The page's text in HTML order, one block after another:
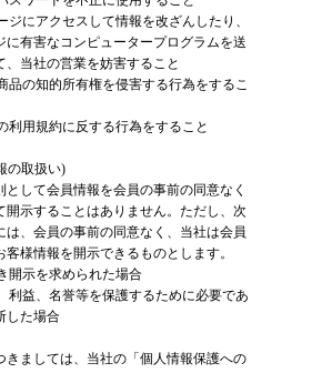
ジにアクセスして情報を改ざんしたり、
に有害なコンピュータープログラムを送
、当社の営業を妨害すること
品の知的所有権を侵害する行為をするこ
利用規約に反する行為をすること
の取扱い)
として会員情報を会員の事前の同意なく
開示することはありません。ただし、次
は、会員の事前の同意なく、当社は会員
様情報を開示できるものとします。
開示を求められた場合
利益、名誉等を保護するために必要であ
した場合
きましては、当社の「個人情報保護への